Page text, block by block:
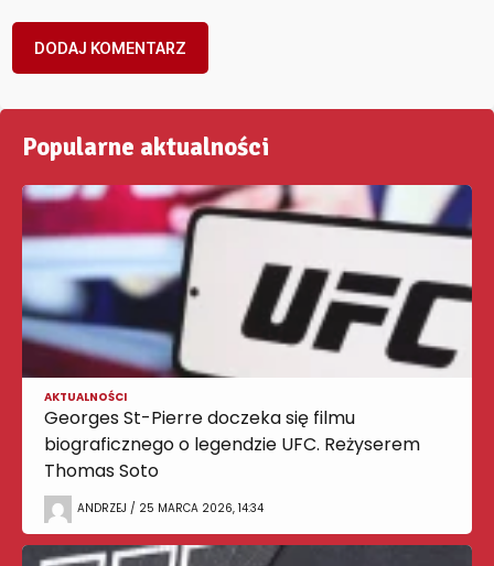
Popularne aktualności
AKTUALNOŚCI
Georges St-Pierre doczeka się filmu
biograficznego o legendzie UFC. Reżyserem
Thomas Soto
ANDRZEJ / 25 MARCA 2026, 14:34